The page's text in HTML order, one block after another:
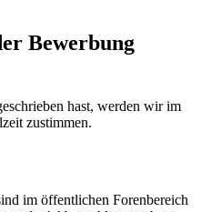
Bewerbung
hast, werden wir im
zustimmen.
im öffentlichen Forenbereich